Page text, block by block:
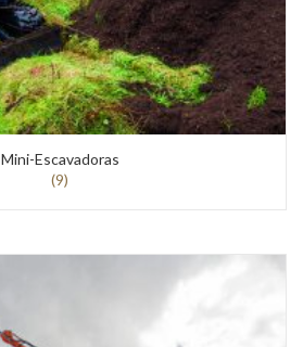
Mini-Escavadoras
(9)